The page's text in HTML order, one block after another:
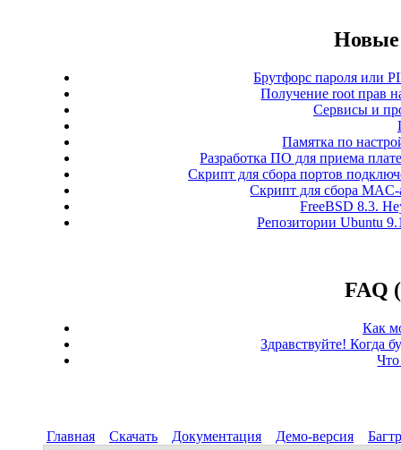
Новые
Брутфорс пароля или
Получение root прав
Сервисы и
Памятка по
Разработка ПО для приема
Скрипт для сбора портов
Скрипт для сбора
FreeBSD 8.3.
Репозитории Ubuntu
FAQ
Как
Здравствуйте! Когда
Главная Скачать Документация Демо-версия